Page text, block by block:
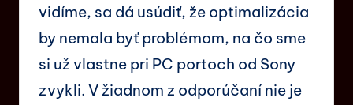
vidíme, sa dá usúdiť, že optimalizácia
by nemala byť problémom, na čo sme
si už vlastne pri PC portoch od Sony
zvykli. V žiadnom z odporúčaní nie je